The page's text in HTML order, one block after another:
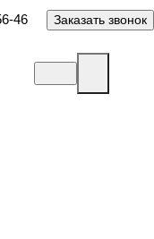
46 Заказать звонок